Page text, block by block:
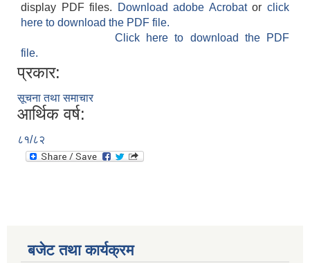
display PDF files.
Download adobe Acrobatorclick
here to download the PDF file.
Click here to download the PDF
file.
प्रकार:
सूचना तथा समाचार
आर्थिक वर्ष:
८१/८२
बजेट तथा कार्यक्रम